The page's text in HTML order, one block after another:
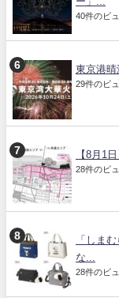
40件のビ
東京港晴
29件のビ
【8月1
28件のビ
「しま
な...
28件のビ